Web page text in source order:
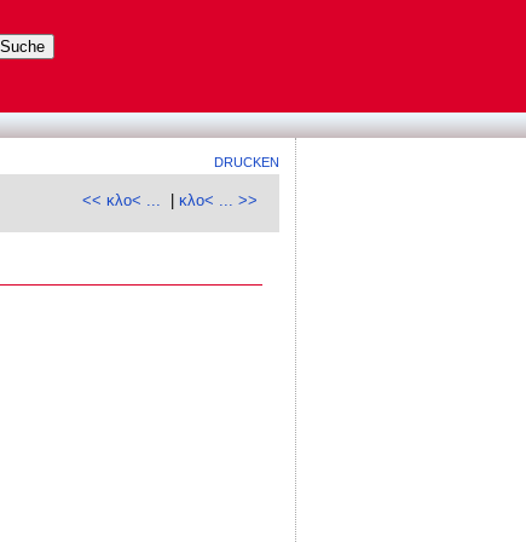
DRUCKEN
<< κλο< ... |κλο< ... >>